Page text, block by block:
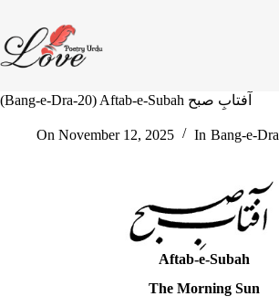
(Bang-e-Dra-20) Aftab-e-Subah آفتابِ صبح
On November 12, 2025 In Bang-e-Dra
Aftab-e-Subah
The Morning Sun